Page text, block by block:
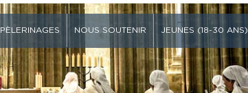
PÈLERINAGES NOUS SOUTENIR JEUNES (18-30 ANS)